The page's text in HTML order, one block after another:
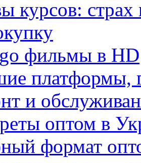
курсов:
фильмы в HD
платформы,
и
оптом в
формат